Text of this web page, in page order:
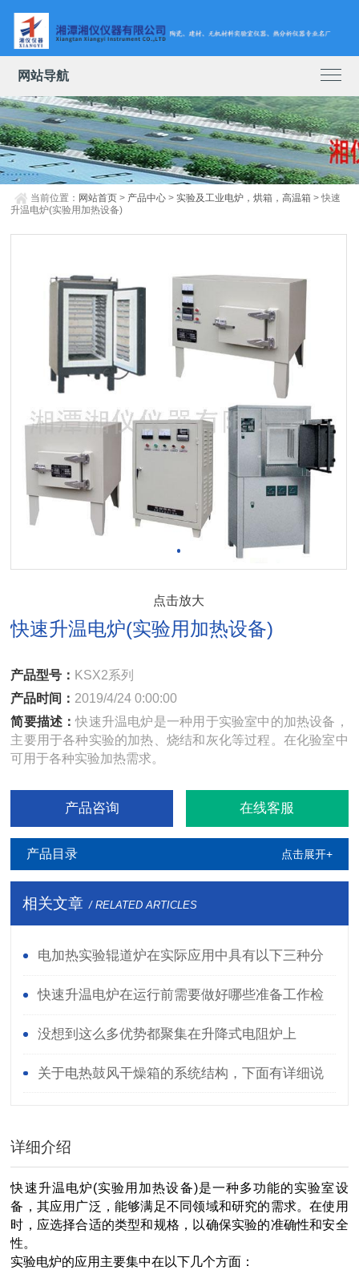
网站导航
当前位置： 网站首页 > 产品中心 >实验及工业电炉，烘箱，高温箱 > 快速
升温电炉(实验用加热设备)
点击放大
快速升温电炉(实验用加热设备)
产品型号： KSX2系列
产品时间： 2019/4/24 0:00:00
简要描述：快速升温电炉是一种用于实验室中的加热设备，
主要用于各种实验的加热、烧结和灰化等过程。在化验室中
可用于各种实验加热需求。
产品咨询 在线客服
产品目录 点击展开+
相关文章 / RELATED ARTICLES
电加热实验辊道炉在实际应用中具有以下三种分
类 快速升温电炉在运行前需要做好哪些准备工作检
查？没想到这么多优势都聚集在升降式电阻炉上
关于电热鼓风干燥箱的系统结构，下面有详细说
详细介绍
快速升温电炉(实验用加热设备)是一种多功能的实验室设
备，其应用广泛，能够满足不同领域和研究的需求。在使用
时，应选择合适的类型和规格，以确保实验的准确性和安全
性。
实验电炉的应用主要集中在以下几个方面：